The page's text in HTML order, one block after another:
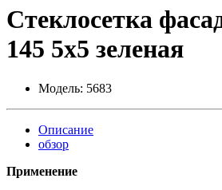
Стеклосетка
145 5х5 зеленая
Модель: 5683
Описание
обзор
Применение